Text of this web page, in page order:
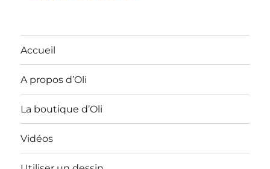
Accueil
A propos d’Oli
La boutique d’Oli
Vidéos